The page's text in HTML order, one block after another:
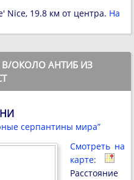
Nice, 19.8 км от центра. На
ОКОЛО АНТИБ ИЗ
серпантины мира”
Смотреть на
карте:
Расстояние